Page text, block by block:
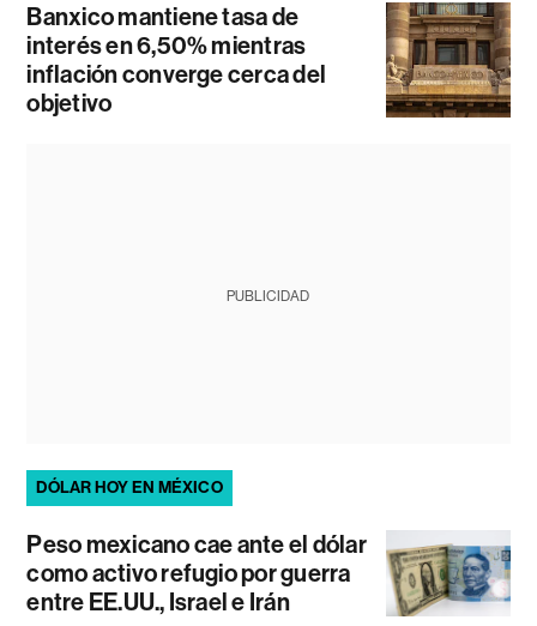
Banxico mantiene tasa de
interés en 6,50% mientras
inflación converge cerca del
objetivo
PUBLICIDAD
DÓLAR HOY EN MÉXICO
Peso mexicano cae ante el dólar
como activo refugio por guerra
entre EE.UU., Israel e Irán